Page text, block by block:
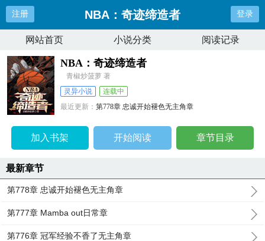
注册 NBA：奇迹缔造者 登录
网站首页 小说分类 阅读记录
NBA：奇迹缔造者
青椒炒菠萝 著
灵异小说
连载中
最近更新：第778章 忠诚开始褪色无主角章
加入书架 开始阅读 章节目录
最新章节
第778章 忠诚开始褪色无主角章
第777章 Mamba out日常章
第776章 冠军经验不香了无主角章